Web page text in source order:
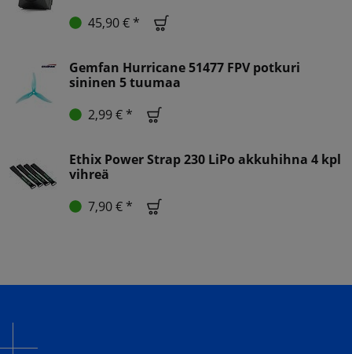
45,90 € *
Gemfan Hurricane 51477 FPV potkuri
sininen 5 tuumaa
2,99 € *
Ethix Power Strap 230 LiPo akkuhihna 4 kpl
vihreä
7,90 € *